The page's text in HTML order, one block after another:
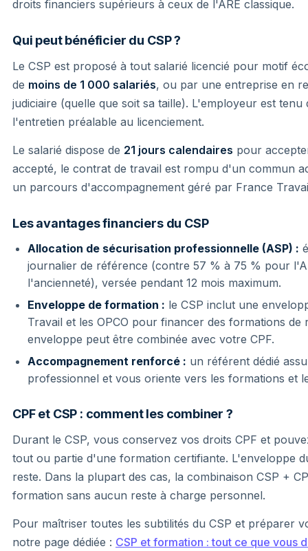
droits financiers supérieurs à ceux de l'ARE classique.
Qui peut bénéficier du CSP ?
Le CSP est proposé à tout salarié licencié pour motif
de moins de 1 000 salariés, ou par une entreprise en
judiciaire (quelle que soit sa taille). L'employeur est
l'entretien préalable au licenciement.
Le salarié dispose de 21 jours calendaires pour
accepté, le contrat de travail est rompu d'un commun
un parcours d'accompagnement géré par France
Les avantages financiers du CSP
Allocation de sécurisation professionnelle (ASP) :
journalier de référence (contre 57 % à 75 % pour
l'ancienneté), versée pendant 12 mois maximum.
Enveloppe de formation : le CSP inclut une
Travail et les OPCO pour financer des formations de
enveloppe peut être combinée avec votre CPF.
Accompagnement renforcé : un référent dédié
professionnel et vous oriente vers les formations et
CPF et CSP : comment les combiner ?
Durant le CSP, vous conservez vos droits CPF et
tout ou partie d'une formation certifiante. L'enveloppe
reste. Dans la plupart des cas, la combinaison CSP +
formation sans aucun reste à charge personnel.
Pour maîtriser toutes les subtilités du CSP et préparer
notre page dédiée : CSP et formation : tout ce que vous